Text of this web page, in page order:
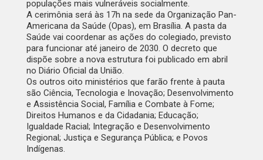
populações mais vulneráveis socialmente.
A cerimônia será às 17h na sede da Organização Pan-
Americana da Saúde (Opas), em Brasília. A pasta da
Saúde vai coordenar as ações do colegiado, previsto
para funcionar até janeiro de 2030. O decreto que
dispõe sobre a nova estrutura foi publicado em abril
no Diário Oficial da União.
Os outros oito ministérios que farão frente à pauta
são Ciência, Tecnologia e Inovação; Desenvolvimento
e Assistência Social, Família e Combate à Fome;
Direitos Humanos e da Cidadania; Educação;
Igualdade Racial; Integração e Desenvolvimento
Regional; Justiça e Segurança Pública; e Povos
Indígenas.